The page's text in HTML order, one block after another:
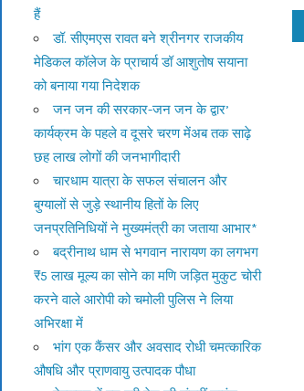
हैं
डॉ. सीएमएस रावत बने श्रीनगर राजकीय
मेडिकल कॉलेज के प्राचार्य डॉ आशुतोष सयाना
को बनाया गया निदेशक
जन जन की सरकार-जन जन के द्वार’
कार्यक्रम के पहले व दूसरे चरण मेंअब तक साढ़े
छह लाख लोगों की जनभागीदारी
चारधाम यात्रा के सफल संचालन और
बुग्यालों से जुड़े स्थानीय हितों के लिए
जनप्रतिनिधियों ने मुख्यमंत्री का जताया आभार*
बद्रीनाथ धाम से भगवान नारायण का लगभग
₹5 लाख मूल्य का सोने का मणि जड़ित मुकुट चोरी
करने वाले आरोपी को चमोली पुलिस ने लिया
अभिरक्षा में
भांग एक कैंसर और अवसाद रोधी चमत्कारिक
औषधि और प्राणवायु उत्पादक पौधा